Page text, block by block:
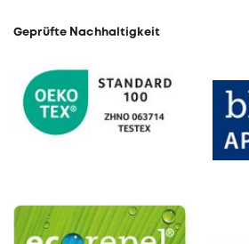
Geprüfte Nachhaltigkeit